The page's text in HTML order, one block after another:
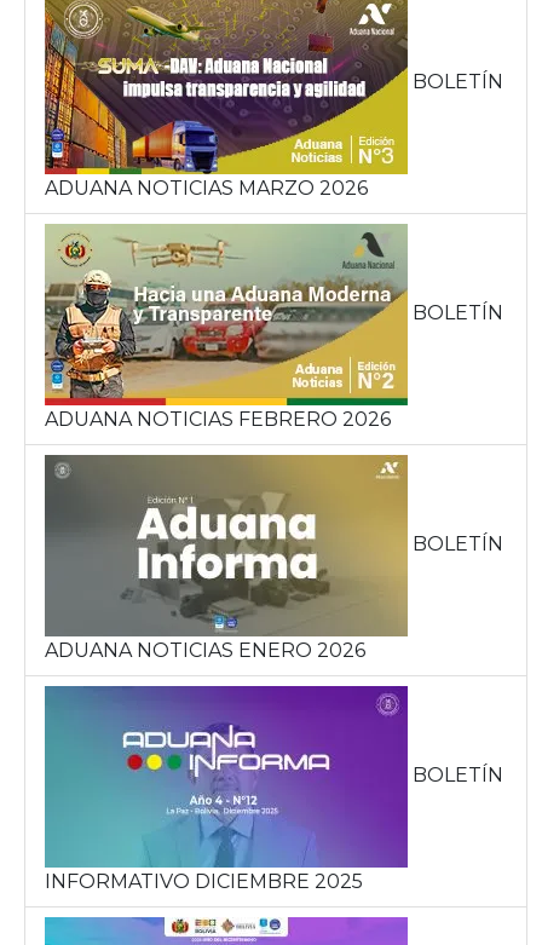
BOLETÍN
ADUANA NOTICIAS MARZO 2026
BOLETÍN
ADUANA NOTICIAS FEBRERO 2026
BOLETÍN
ADUANA NOTICIAS ENERO 2026
BOLETÍN
INFORMATIVO DICIEMBRE 2025